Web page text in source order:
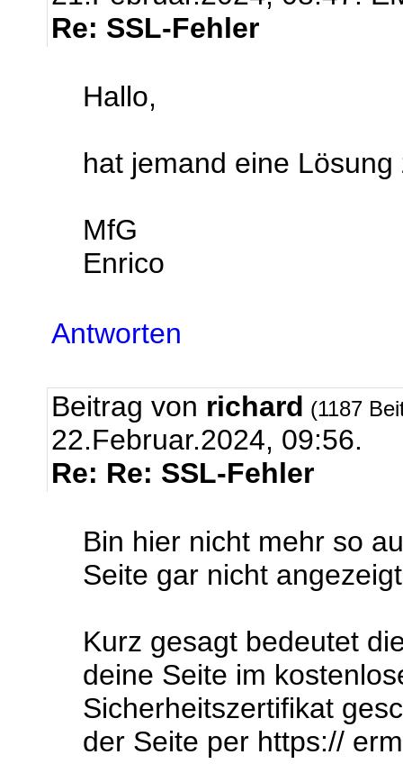
Re: SSL-Fehler
Hallo,
hat jemand eine
MfG
Enrico
Antworten
Beitrag von richard (1187
22.Februar.2024, 09:56.
Re: Re: SSL-Fehler
Bin hier nicht mehr so
Seite gar nicht
Kurz gesagt bedeutet
deine Seite im
Sicherheitszertifikat
der Seite per https://